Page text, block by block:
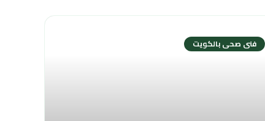
فنى صحى بالكويت